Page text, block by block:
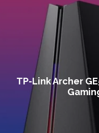
TP-Link Archer